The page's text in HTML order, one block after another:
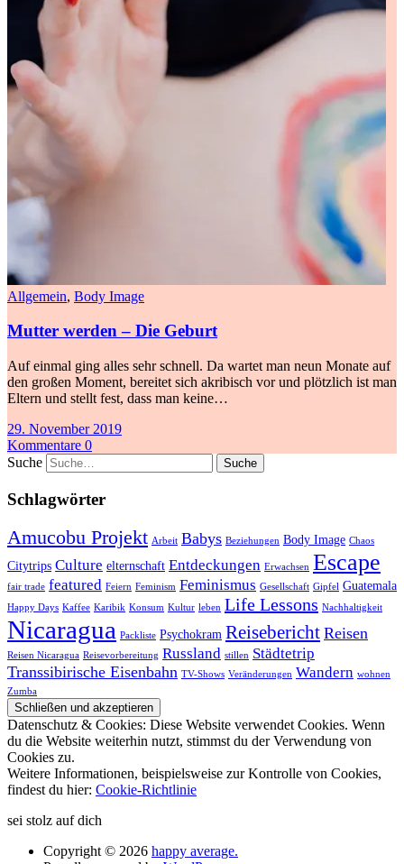
Allgemein, Body Image
Mutter werden – Die Geburt
Auf einmal ging alles sehr schnell. Da wartet man neun Monate auf
den großen Moment, bereitet sich akribisch vor und plötzlich ist man
Eltern und stellt fest, dass man keine…
29. November 2019
Kommentare 0
Suche
Schlagwörter
Amucobu Projekt Arbeit Babys Beziehungen Body Image Chaos
Citytrips Culture elternschaft Entdeckungen Erwachsen Escape
fair trade featured Feiern Feminism Feminismus Gesellschaft Gipfel Guatemala
Happy Days Kaffee Karibik Konsum Kultur leben Life Lessons Nachhaltigkeit
Nicaragua Packliste Psychokram Reisebericht Reisen
Reisen Nicaragua Reisevorbereitung Russland stillen Städtetrip
Transsibirische Eisenbahn TV-Shows Veränderungen Wandern wohnen
Zumba
Datenschutz & Cookies: Diese Website verwendet Cookies. Wenn
du die Website weiterhin nutzt, stimmst du der Verwendung von
Cookies zu.
Weitere Informationen, beispielsweise zur Kontrolle von Cookies,
findest du hier: Cookie-Richtlinie
sei stolz auf dich
Copyright © 2026 happy average.